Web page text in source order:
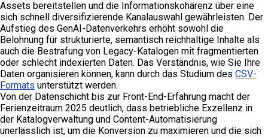
Assets bereitstellen und die Informationskohärenz über eine
sich schnell diversifizierende Kanalauswahl gewährleisten. Der
Aufstieg des GenAI-Datenverkehrs erhöht sowohl die
Belohnung für strukturierte, semantisch reichhaltige Inhalte als
auch die Bestrafung von Legacy-Katalogen mit fragmentierten
oder schlecht indexierten Daten. Das Verständnis, wie Sie Ihre
Daten organisieren können, kann durch das Studium des CSV-
Formats unterstützt werden.
Von der Datenschicht bis zur Front-End-Erfahrung macht der
Ferienzeitraum 2025 deutlich, dass betriebliche Exzellenz in
der Katalogverwaltung und Content-Automatisierung
unerlässlich ist, um die Konversion zu maximieren und die sich